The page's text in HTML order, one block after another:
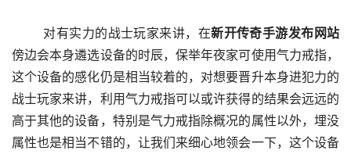
	对有实力的战士玩家来讲，在
新开传奇手游发布网站
傍边会本身遴选设备的时辰，保举年夜家可使用气力戒指，
这个设备的感化仍是相当较着的，对想要晋升本身进犯力的
战士玩家来讲，利用气力戒指可以或许获得的结果会远远的
高于其他的设备，特别是气力戒指除概况的属性以外，埋没
属性也是相当不错的，让我们来细心地领会一下，这个设备